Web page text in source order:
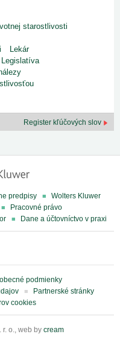
starostlivosti
Lekár
Legislatíva
Register kľúčových slov
predpisy
Wolters Kluwer
Pracovné právo
Dane a účtovníctvo v praxi
podmienky
Partnerské stránky
cookies
o., web by cream